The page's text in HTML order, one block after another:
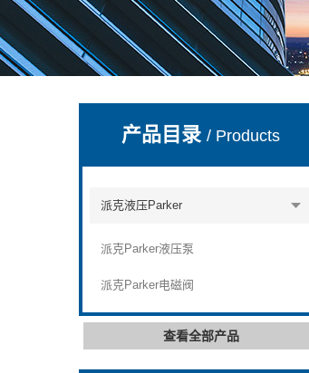
上海康驿实业有限公司
产品目录/ Products
派克液压Parker
派克Parker液压泵
派克Parker电磁阀
查看全部产品